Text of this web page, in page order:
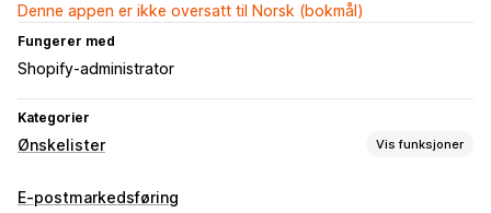
Denne appen er ikke oversatt til Norsk (bokmål)
Fungerer med
Shopify-administrator
Kategorier
Ønskelister Vis funksjoner
Listetyper
E-postmarkedsføring